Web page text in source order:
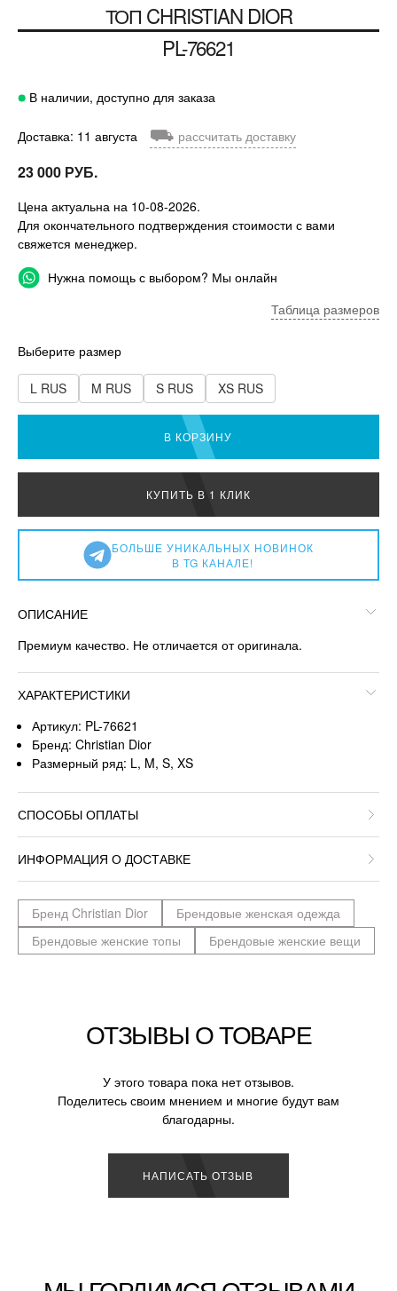
ТОП CHRISTIAN DIOR
PL-76621
В наличии, доступно для заказа
Доставка: 11 августа ⛟ рассчитать доставку
23 000 РУБ.
Цена актуальна на 10-08-2026.
Для окончательного подтверждения стоимости с вами
свяжется менеджер.
Нужна помощь с выбором? Мы онлайн
Таблица размеров
Выберите размер
L RUS M RUS S RUS XS RUS
В КОРЗИНУ
КУПИТЬ В 1 КЛИК
БОЛЬШЕ УНИКАЛЬНЫХ НОВИНОК
В TG КАНАЛЕ!
ОПИСАНИЕ
Премиум качество. Не отличается от оригинала.
ХАРАКТЕРИСТИКИ
Артикул: PL-76621
Бренд: Christian Dior
Размерный ряд: L, M, S, XS
СПОСОБЫ ОПЛАТЫ
ИНФОРМАЦИЯ О ДОСТАВКЕ
Бренд Christian Dior
Брендовые женская одежда
Брендовые женские топы
Брендовые женские вещи
ОТЗЫВЫ О ТОВАРЕ
У этого товара пока нет отзывов.
Поделитесь своим мнением и многие будут вам
благодарны.
НАПИСАТЬ ОТЗЫВ